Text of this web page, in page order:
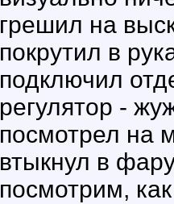
грешил на
покрутил в
подключил
регулятор -
посмотрел на
втыкнул в
посмотрим,